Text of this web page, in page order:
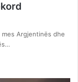
Argjentinës dhe